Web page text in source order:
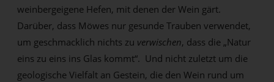
weinbergeigene Hefen, mit denen der Wein gärt.
Darüber, dass Möwes nur gesunde Trauben verwendet,
um geschmacklich nichts zu verwischen, dass die „Natur
eins zu eins ins Glas kommt“. Und nicht zuletzt um die
geologische Vielfalt an Gestein, die den Wein rund um